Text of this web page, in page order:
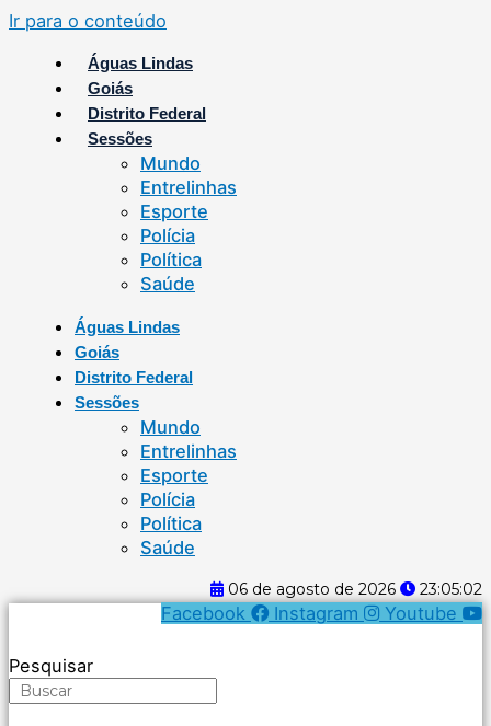
Ir para o conteúdo
Águas Lindas
Goiás
Distrito Federal
Sessões
Mundo
Entrelinhas
Esporte
Polícia
Política
Saúde
Águas Lindas
Goiás
Distrito Federal
Sessões
Mundo
Entrelinhas
Esporte
Polícia
Política
Saúde
06 de agosto de 2026 23:05:02
Facebook Instagram Youtube
Pesquisar